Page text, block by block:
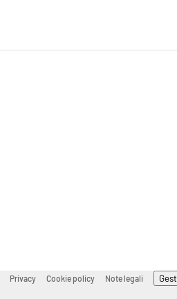
Privacy Cookie policy Note legali